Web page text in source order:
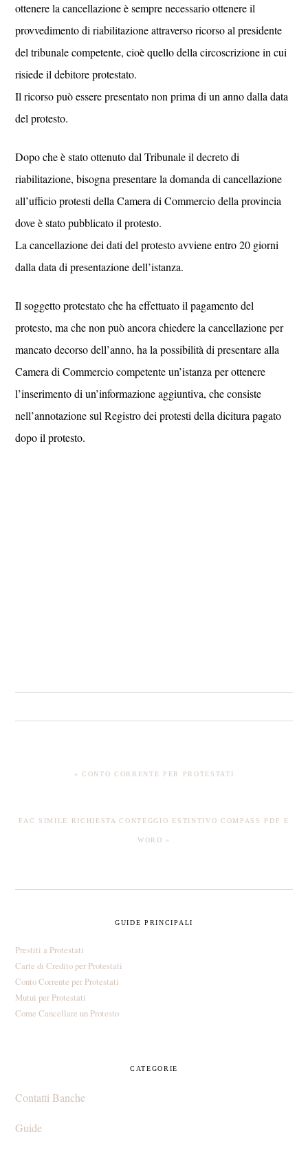
ottenere la cancellazione è sempre necessario ottenere il
provvedimento di riabilitazione attraverso ricorso al presidente
del tribunale competente, cioè quello della circoscrizione in cui
risiede il debitore protestato.
Il ricorso può essere presentato non prima di un anno dalla data
del protesto.
Dopo che è stato ottenuto dal Tribunale il decreto di
riabilitazione, bisogna presentare la domanda di cancellazione
all’ufficio protesti della Camera di Commercio della provincia
dove è stato pubblicato il protesto.
La cancellazione dei dati del protesto avviene entro 20 giorni
dalla data di presentazione dell’istanza.
Il soggetto protestato che ha effettuato il pagamento del
protesto, ma che non può ancora chiedere la cancellazione per
mancato decorso dell’anno, ha la possibilità di presentare alla
Camera di Commercio competente un’istanza per ottenere
l’inserimento di un’informazione aggiuntiva, che consiste
nell’annotazione sul Registro dei protesti della dicitura pagato
dopo il protesto.
POST:
« CONTO CORRENTE PER PROTESTATI
POST:
FAC SIMILE RICHIESTA CONTEGGIO ESTINTIVO COMPASS​ PDF E
WORD »
SIDEBAR
GUIDE PRINCIPALI
Prestiti a Protestati
Carte di Credito per Protestati
Conto Corrente per Protestati
Mutui per Protestati
Come Cancellare un Protesto
CATEGORIE
Contatti Banche
Guide